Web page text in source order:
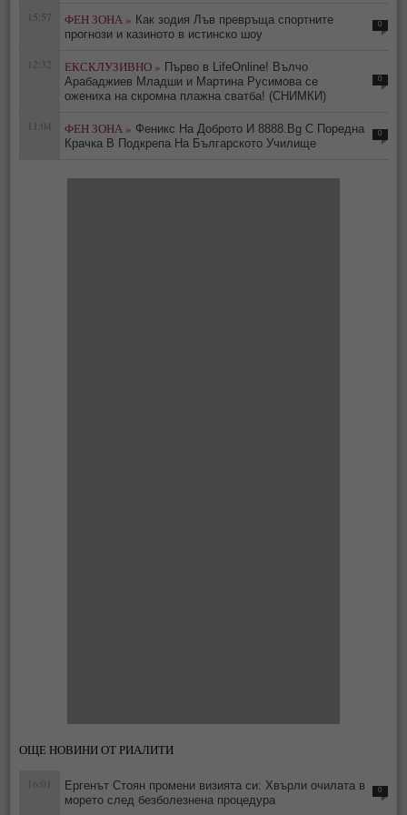
15:57 ФЕН ЗОНА » Как зодия Лъв превръща спортните
прогнози и казиното в истинско шоу
0
12:32 ЕКСКЛУЗИВНО » Първо в LifeOnline! Вълчо
Арабаджиев Младши и Мартина Русимова сe
oжениха на скромна плажна сватба! (СНИМКИ)
0
11:04 ФЕН ЗОНА » Феникс На Доброто И 8888.Bg С Поредна
Крачка В Подкрепа На Българското Училище
0
ОЩЕ НОВИНИ ОТ РИАЛИТИ
16:01
Ергенът Стоян промени визията си: Хвърли очилата в
морето след безболезнена процедура
0